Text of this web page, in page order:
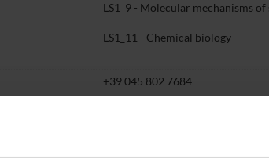
LS1_9 - Molecular mechanisms
LS1_11 - Chemical biology
+39 045 802 7684